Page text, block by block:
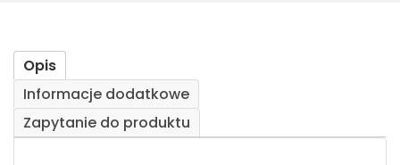
Opis
Informacje dodatkowe
Zapytanie do produktu